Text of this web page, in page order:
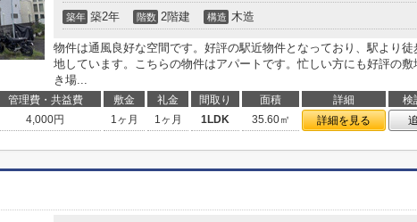
築年 築2年 階数 2階建 構造 木造
物件は通風良好な空間です。好評の駅近物件となっており、駅より徒
地しています。こちらの物件はアパートです。忙しい方にも好評の敷
き場...
管理費・共益費 敷金 礼金 間取り 面積 詳細
検
4,000円 1ヶ月 1ヶ月 1LDK 35.60㎡ 詳細を見る